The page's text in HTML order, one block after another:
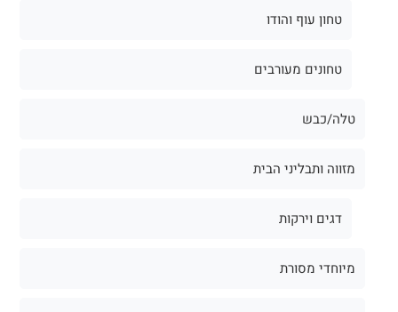
טחון עוף והודו
טחונים מעורבים
טלה/כבש
מזווה ותבליני הבית
דגים וירקות
מיוחדי מסורת